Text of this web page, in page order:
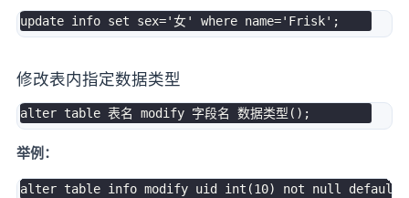
update info set sex='女' where name='Frisk' ;
修改表内指定数据类型
alter table 表名 modify 字段名 数据类型 ( ) ;
举例：
alter table info modify uid int (10) not null default